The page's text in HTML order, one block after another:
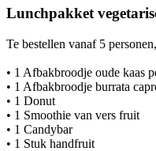
Lunchpakket
Te bestellen vanaf 5
• 1 Afbakbroodje oude kaas
• 1 Afbakbroodje burrata
• 1 Donut
• 1 Smoothie van vers fruit
• 1 Candybar
• 1 Stuk handfruit